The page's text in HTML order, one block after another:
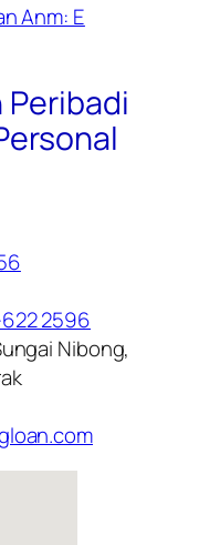
Anm: E
2596
Nibong,